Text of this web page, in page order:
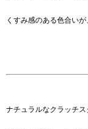
くすみ感のある色合い
ナチュラルなクラッチス